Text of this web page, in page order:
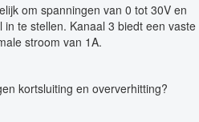
om spanningen van 0 tot 30V en
te stellen. Kanaal 3 biedt een vaste
stroom van 1A.
kortsluiting en oververhitting?